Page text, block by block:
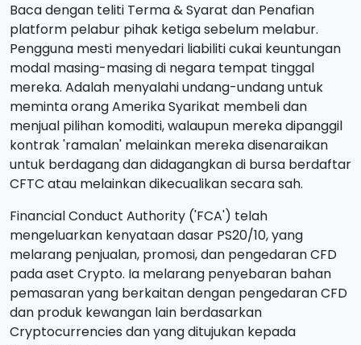
Baca dengan teliti Terma & Syarat dan Penafian
platform pelabur pihak ketiga sebelum melabur.
Pengguna mesti menyedari liabiliti cukai keuntungan
modal masing-masing di negara tempat tinggal
mereka. Adalah menyalahi undang-undang untuk
meminta orang Amerika Syarikat membeli dan
menjual pilihan komoditi, walaupun mereka dipanggil
kontrak 'ramalan' melainkan mereka disenaraikan
untuk berdagang dan didagangkan di bursa berdaftar
CFTC atau melainkan dikecualikan secara sah.
Financial Conduct Authority ('FCA') telah
mengeluarkan kenyataan dasar PS20/10, yang
melarang penjualan, promosi, dan pengedaran CFD
pada aset Crypto. Ia melarang penyebaran bahan
pemasaran yang berkaitan dengan pengedaran CFD
dan produk kewangan lain berdasarkan
Cryptocurrencies dan yang ditujukan kepada